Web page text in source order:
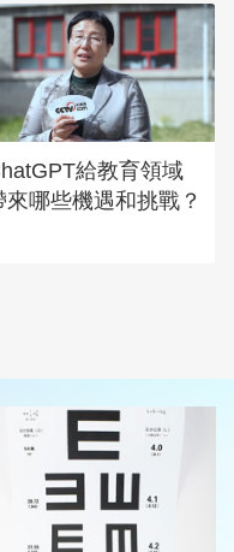
給教育領域
來哪些機遇和挑戰？